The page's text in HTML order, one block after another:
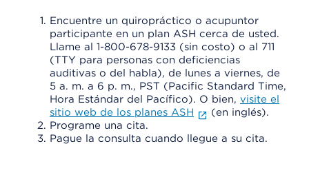
Encuentre un quiropráctico o acupuntor
participante en un plan ASH cerca de usted.
Llame al 1-800-678-9133 (sin costo) o al 711
(TTY para personas con deficiencias
auditivas o del habla), de lunes a viernes, de
5 a. m. a 6 p. m., PST (Pacific Standard Time,
Hora Estándar del Pacífico). O bien, visite el
sitio web de los planes ASH
(en inglés).
Programe una cita.
Pague la consulta cuando llegue a su cita.